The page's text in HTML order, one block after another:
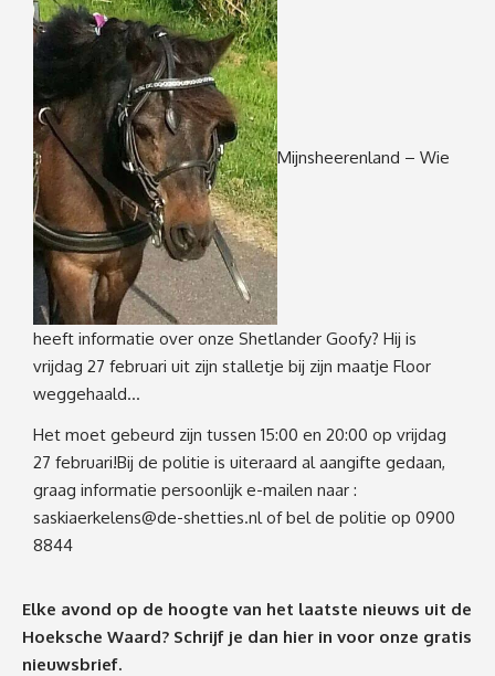
Mijnsheerenland – Wie
heeft informatie over onze Shetlander Goofy? Hij is
vrijdag 27 februari uit zijn stalletje bij zijn maatje Floor
weggehaald…
Het moet gebeurd zijn tussen 15:00 en 20:00 op vrijdag
27 februari!Bij de politie is uiteraard al aangifte gedaan,
graag informatie persoonlijk e-mailen naar :
saskiaerkelens@de-shetties.nl of bel de politie op 0900
8844
Elke avond op de hoogte van het laatste nieuws uit de
Hoeksche Waard? Schrijf je dan hier in voor onze gratis
nieuwsbrief.